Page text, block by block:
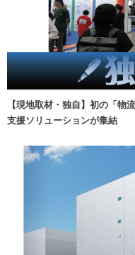
【現地取材・独自】初の「物
支援ソリューションが集結